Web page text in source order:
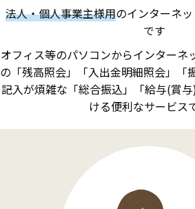
法人・個人事業主様用のインターネ
です
オフィス等のパソコンからインターネ
の「残高照会」「入出金明細照会」「
記入が煩雑な「総合振込」「給与(賞
ける便利なサービス